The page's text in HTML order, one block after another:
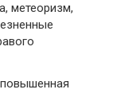
метеоризм,